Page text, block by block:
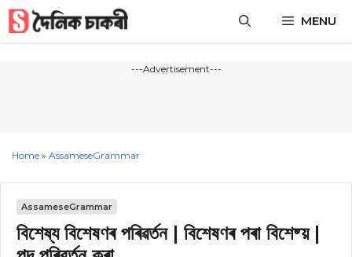
Skip
content
MENU
---Advertisement---
Home » AssameseGrammar
AssameseGrammar
বিশেষ্য বিশেষণৰ পৰিৱৰ্তন | বিশেষণৰ পৰা বিশেষ্য় |